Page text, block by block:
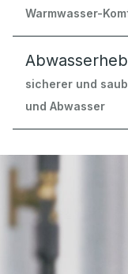
Warmwasser-
sicherer und
und Abwasser